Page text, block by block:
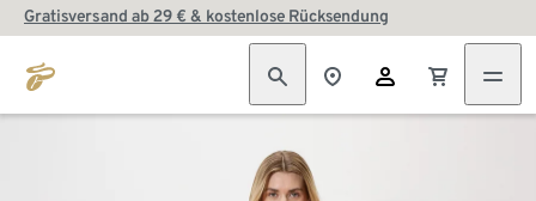
Gratisversand ab 29 € & kostenlose Rücksendung